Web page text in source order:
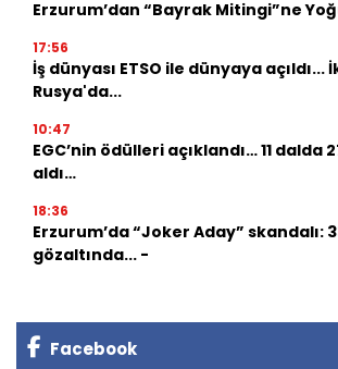
Erzurum’dan “Bayrak Mitingi”ne
17:56
İş dünyası ETSO ile dünyaya açıldı...
Rusya'da...
10:47
EGC’nin ödülleri açıklandı… 11 dalda
aldı…
18:36
Erzurum’da “Joker Aday” skandalı:
gözaltında... -
Facebook